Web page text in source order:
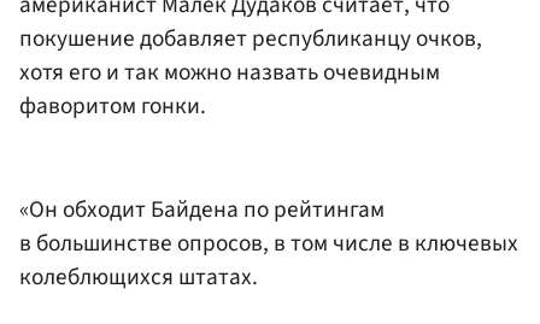
покушение добавляет республиканцу очков,
хотя его и так можно назвать очевидным
фаворитом гонки.
«Он обходит Байдена по рейтингам
в большинстве опросов, в том числе в ключевых
колеблющихся штатах.